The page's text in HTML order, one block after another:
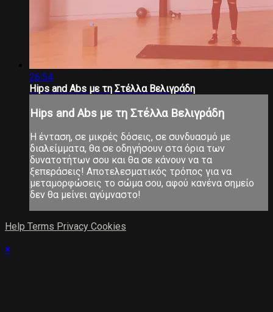
26:54
Hips and Abs με τη Στέλλα Βελιγράδη
Hips and Abs με τη Στέλλα Βελιγράδη
Η ένταση, σε μικρές δόσεις, σε συνδυασμό με
διαλείμματα, θα σε οδηγήσουν στα όρια των
δυνατοτήτων σου και θα σε κάνουν να τα
ξεπεράσεις! Αποτελεσματικός τρόπος για να
μεταμορφώσεις το σώμα σου, αφού κανένα σημείο
δεν θα μείνει αγύμναστο!
Help Terms Privacy Cookies
×